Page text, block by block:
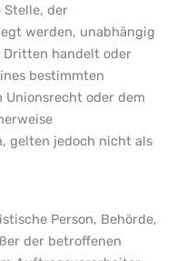
Stelle, der
werden, unabhängig
Dritten handelt oder
bestimmten
oder dem
gelten jedoch nicht als
Person, Behörde,
der betroffenen